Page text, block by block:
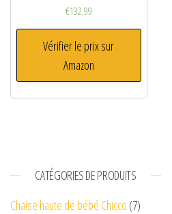
€132,99
Vérifier le prix sur
Amazon
CATÉGORIES DE PRODUITS
Chaise haute de bébé Chicco (7)